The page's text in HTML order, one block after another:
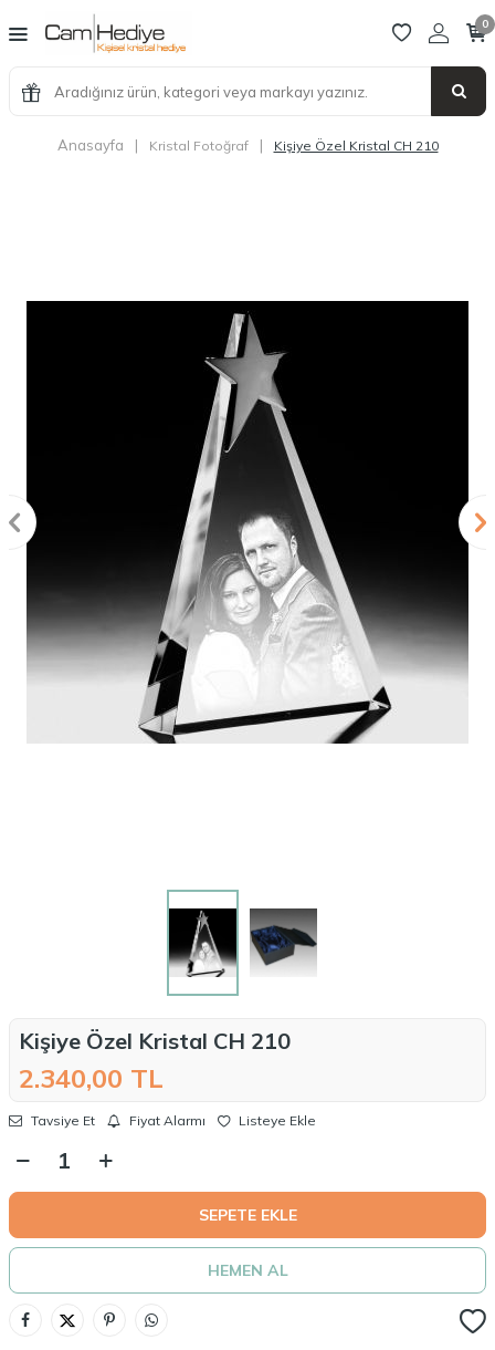
0
Anasayfa | Kristal Fotoğraf | Kişiye Özel Kristal CH 210
Kişiye Özel Kristal CH 210
2.340,00 TL
Tavsiye Et Fiyat Alarmı Listeye Ekle
SEPETE EKLE
HEMEN AL